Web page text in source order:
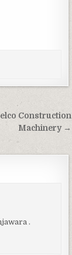
Construction
Machinery →
.